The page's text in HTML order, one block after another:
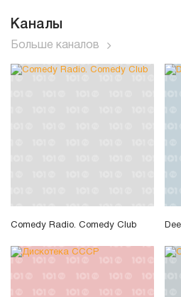
Каналы
Больше каналов
Comedy Radio. Comedy Club